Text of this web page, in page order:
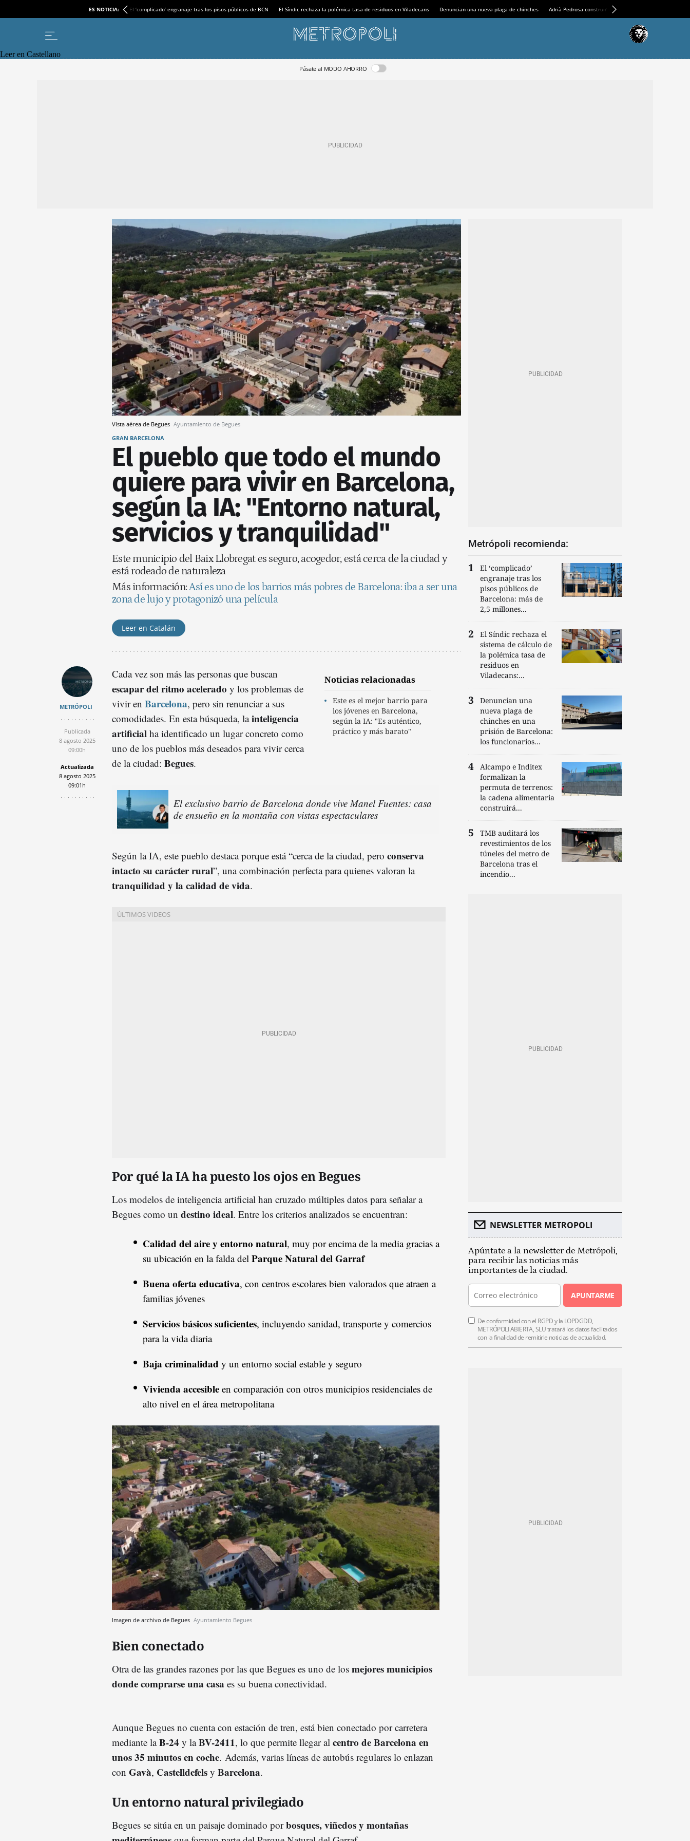
ES NOTICIA: El ‘complicado’ engranaje tras los pisos públicos de BCN El Síndic rechaza la polémica tasa de residuos en Viladecans Denuncian una nueva plaga de chinches Adrià Pedrosa construirá la nueva residencia en el
Leer en Castellano
Pásate al MODO AHORRO
Vista aérea de Begues Ayuntamiento de Begues
GRAN BARCELONA
El pueblo que todo el mundo
quiere para vivir en Barcelona,
según la IA: "Entorno natural,
servicios y tranquilidad"
Este municipio del Baix Llobregat es seguro, acogedor, está cerca de la ciudad y
está rodeado de naturaleza
Más información:Así es uno de los barrios más pobres de Barcelona: iba a ser una
zona de lujo y protagonizó una película
Leer en Catalán
METRÓPOLI
Publicada
8 agosto 2025
09:00h
Actualizada
8 agosto 2025
09:01h
Noticias relacionadas
Este es el mejor barrio para
los jóvenes en Barcelona,
según la IA: "Es auténtico,
práctico y más barato"
Cada vez son más las personas que buscan
escapar del ritmo acelerado y los problemas de
vivir en Barcelona, pero sin renunciar a sus
comodidades. En esta búsqueda, lainteligencia
artificial ha identificado un lugar concreto como
uno de los pueblos más deseados para vivir cerca
de la ciudad: Begues.
El exclusivo barrio de Barcelona donde vive Manel Fuentes: casa
de ensueño en la montaña con vistas espectaculares
Según la IA, este pueblo destaca porque está “cerca de la ciudad, pero conserva
intacto su carácter rural”, una combinación perfecta para quienes valoran la
tranquilidad y la calidad de vida.
Por qué la IA ha puesto los ojos en Begues
Los modelos de inteligencia artificial han cruzado múltiples datos para señalar a
Begues como un destino ideal. Entre los criterios analizados se encuentran:
Calidad del aire y entorno natural, muy por encima de la media gracias a
su ubicación en la falda del Parque Natural del Garraf
Buena oferta educativa, con centros escolares bien valorados que atraen a
familias jóvenes
Servicios básicos suficientes, incluyendo sanidad, transporte y comercios
para la vida diaria
Baja criminalidad y un entorno social estable y seguro
Vivienda accesible en comparación con otros municipios residenciales de
alto nivel en el área metropolitana
Imagen de archivo de Begues Ayuntamiento Begues
Bien conectado
Otra de las grandes razones por las que Begues es uno de los mejores municipios
donde comprarse una casa es su buena conectividad.
Aunque Begues no cuenta con estación de tren, está bien conectado por carretera
mediante laB-24 y laBV-2411, lo que permite llegar al centro de Barcelona en
unos 35 minutos en coche. Además, varias líneas de autobús regulares lo enlazan
con Gavà, Castelldefels y Barcelona.
Un entorno natural privilegiado
Begues se sitúa en un paisaje dominado porbosques, viñedos y montañas
Metrópoli recomienda:
El ‘complicado’
engranaje tras los
pisos públicos de
Barcelona: más de
2,5 millones...
El Síndic rechaza el
sistema de cálculo de
la polémica tasa de
residuos en
Viladecans:...
Denuncian una
nueva plaga de
chinches en una
prisión de Barcelona:
los funcionarios...
Alcampo e Inditex
formalizan la
permuta de terrenos:
la cadena alimentaria
construirá...
TMB auditará los
revestimientos de los
túneles del metro de
Barcelona tras el
incendio...
NEWSLETTER METROPOLI
Apúntate a la newsletter de Metrópoli,
para recibir las noticias más
importantes de la ciudad.
APUNTARME
De conformidad con el RGPD y la LOPDGDD,
METRÓPOLI ABIERTA, SLU tratará los datos facilitados
con la finalidad de remitirle noticias de actualidad.